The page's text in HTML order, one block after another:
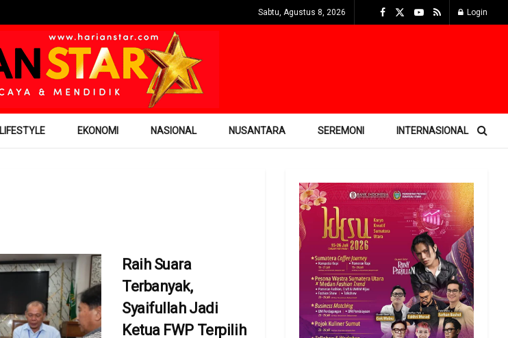
Sabtu, Agustus 8, 2026 Login
LIFESTYLE EKONOMI NASIONAL NUSANTARA SEREMONI INTERNASIONAL
Raih Suara
Terbanyak,
Syaifullah Jadi
Ketua FWP Terpilih